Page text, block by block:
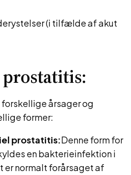
(i tilfælde af akut
årsager og
former:
prostatitis:Denne form for
en bakterieinfektion i
er normalt forårsaget af